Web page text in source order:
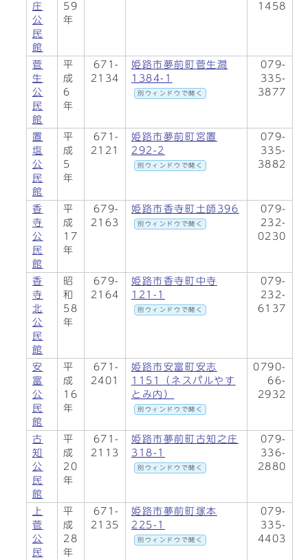
庄
公
民
館
59
年
1458
菅
生
公
民
館
平
成
6
年
671-
2134
姫路市夢前町菅生澗
1384-1
別ウィンドウで開く
079-
335-
3877
置
塩
公
民
館
平
成
5
年
671-
2121
姫路市夢前町宮置
292-2
別ウィンドウで開く
079-
335-
3882
香
寺
公
民
館
平
成
17
年
679-
2163
姫路市香寺町土師396
別ウィンドウで開く
079-
232-
0230
香
寺
北
公
民
館
昭
和
58
年
679-
2164
姫路市香寺町中寺
121-1
別ウィンドウで開く
079-
232-
6137
安
富
公
民
館
平
成
16
年
671-
2401
姫路市安富町安志
1151（ネスパルやす
とみ内）
別ウィンドウで開く
0790-
66-
2932
古
知
公
民
館
平
成
20
年
671-
2113
姫路市夢前町古知之庄
318-1
別ウィンドウで開く
079-
336-
2880
上
菅
公
民
平
成
28
年
671-
2135
姫路市夢前町塚本
225-1
別ウィンドウで開く
079-
335-
4403